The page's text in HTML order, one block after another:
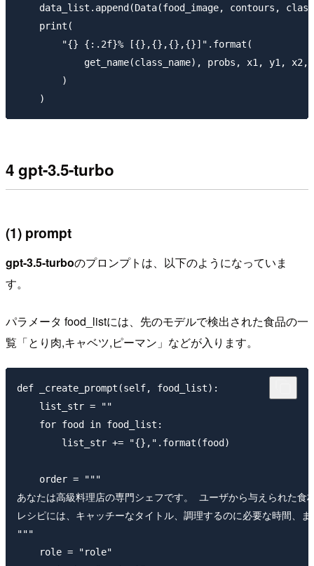
data_list.append(Data(food_image, contours,
    print(
        "{} {:.2f}% [{},{},{},{}]".format(
get_name(class_name), probs, x1, y1, x2,
        )
4 gpt-3.5-turbo
(1) prompt
gpt-3.5-turboのプロンプトは、以下のようになっていま
す。
パラメータ food_listには、先のモデルで検出された食品の一
覧「とり肉,キャベツ,ピーマン」などが入ります。
def _create_prompt(self, food_list):
    list_str = ""
    for food in food_list:
        list_str += "{},".format(food)
    order = """
あなたは高級料理店の専門シェフです。 ユーザから与えられた食
レシピには、キャッチーなタイトル、調理するのに必要な時間、
"""
    role = "role"